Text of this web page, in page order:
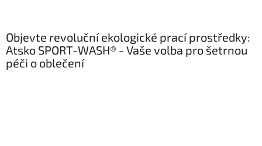
Objevte revoluční ekologické prací prostředky:
Atsko SPORT-WASH® - Vaše volba pro šetrnou
péči o oblečení